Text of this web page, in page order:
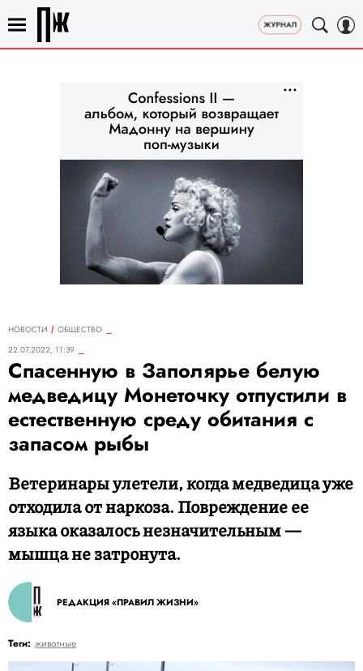
НОВОСТИ
ОБЩЕСТВО
22.07.2022, 11:39
Спасенную в Заполярье белую
медведицу Монеточку отпустили в
естественную среду обитания с
запасом рыбы
Ветеринары улетели, когда медведица уже
отходила от наркоза. Повреждение ее
языка оказалось незначительным —
мышца не затронута.
РЕДАКЦИЯ «ПРАВИЛ ЖИЗНИ»
Теги: животные